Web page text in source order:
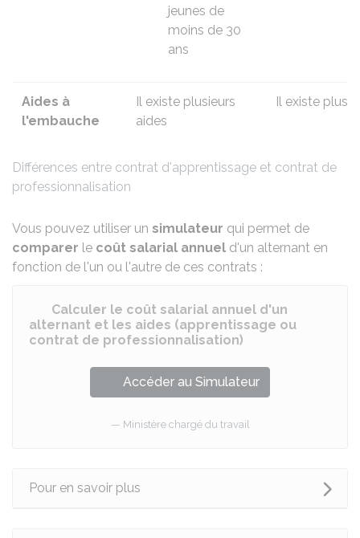
Différences entre contrat d'apprentissage et contrat de
professionnalisation
jeunes de
moins de 30
ans
Aides à
l'embauche
Il existe plusieurs
aides
Il existe
Vous pouvez utiliser un simulateur qui permet de
comparer le coût salarial annuel d'un alternant en
fonction de l'un ou l'autre de ces contrats :
Calculer le coût salarial annuel d'un
alternant et les aides (apprentissage ou
contrat de professionnalisation)
Accéder au Simulateur
Ministère chargé du travail
Pour en savoir plus